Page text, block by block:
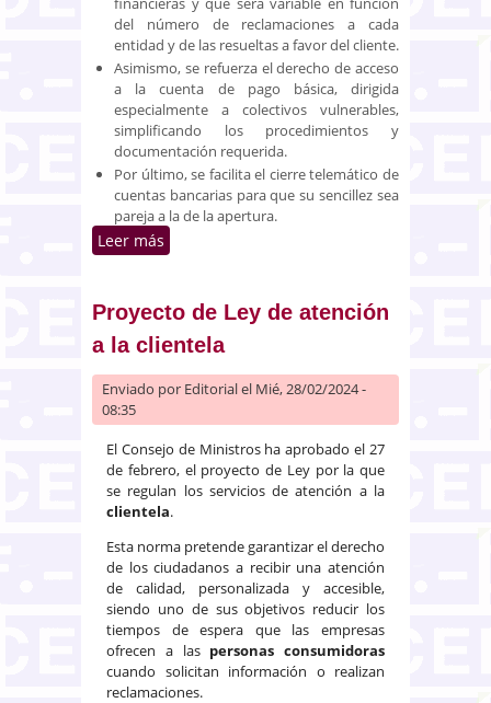
del número de reclamaciones a cada
entidad y de las resueltas a favor del cliente.
Asimismo, se refuerza el derecho de acceso
a la cuenta de pago básica, dirigida
especialmente a colectivos vulnerables,
simplificando los procedimientos y
documentación requerida.
Por último, se facilita el cierre telemático de
cuentas bancarias para que su sencillez sea
pareja a la de la apertura.
Leer más
que completa el sistema de
protección e inclusión financiera
Proyecto de Ley de atención
a la clientela
Enviado por Editorialel Mié, 28/02/2024 -
08:35
El Consejo de Ministros ha aprobado el 27
de febrero, el proyecto de Ley por la que
se regulan los servicios de atención a la
clientela.
Esta norma pretende garantizar el derecho
de los ciudadanos a recibir una atención
de calidad, personalizada y accesible,
siendo uno de sus objetivos reducir los
tiempos de espera que las empresas
ofrecen a las personas consumidoras
cuando solicitan información o realizan
reclamaciones.